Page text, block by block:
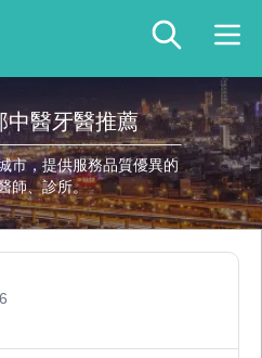
中醫牙醫推薦
市，提供服務品質優異的
師、診所。